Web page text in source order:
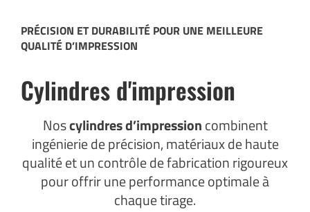
PRÉCISION ET DURABILITÉ POUR UNE MEILLEURE
QUALITÉ D’IMPRESSION
Cylindres d'impression
Noscylindres d’impressioncombinent
ingénierie de précision, matériaux de haute
qualité et un contrôle de fabrication rigoureux
pour offrir une performance optimale à
chaque tirage.